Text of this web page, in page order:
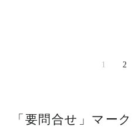
1 2
「要問合せ」マーク